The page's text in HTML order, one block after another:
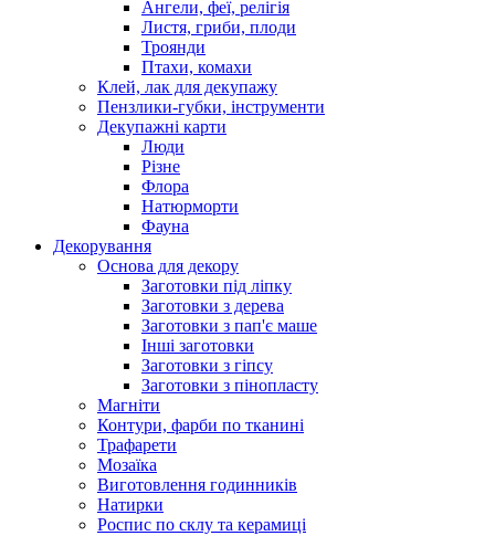
Ангели, феї, релігія
Листя, гриби, плоди
Троянди
Птахи, комахи
Клей, лак для декупажу
Пензлики-губки, інструменти
Декупажні карти
Люди
Різне
Флора
Натюрморти
Фауна
Декорування
Основа для декору
Заготовки під ліпку
Заготовки з дерева
Заготовки з пап'є маше
Інші заготовки
Заготовки з гіпсу
Заготовки з пінопласту
Магніти
Контури, фарби по тканині
Трафарети
Мозаїка
Виготовлення годинників
Натирки
Роспис по склу та керамиці